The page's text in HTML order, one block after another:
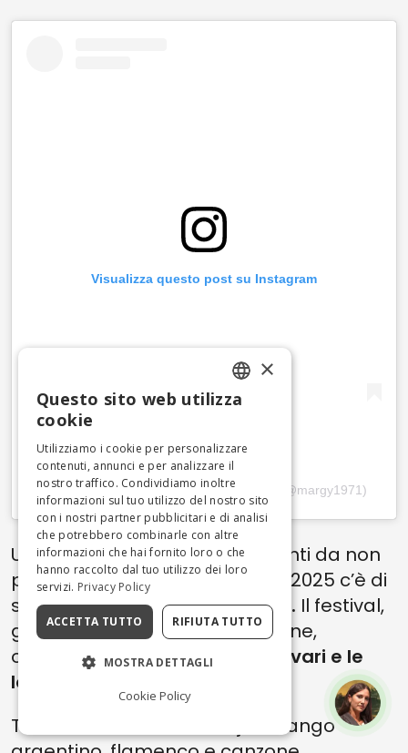
Visualizza questo post su Instagram
Un post condiviso da Gennaro Margarita (@margy1971)
Un altro tra le mostre e gli eventi da non
perdere a Napoli a novembre 2025 c’è di
sicuro ilVomero Music Festival. Il festival,
giunto alla sua seconda edizione,
omaggia igeneri musicali più vari e le
loro contaminazioni
Tra concerti ed eventi di jazz, tango
ENGLISH
ITALIAN
×
Questo sito web utilizza
cookie
Utilizziamo i cookie per personalizzare
contenuti, annunci e per analizzare il
nostro traffico. Condividiamo inoltre
informazioni sul tuo utilizzo del nostro sito
con i nostri partner pubblicitari e di analisi
che potrebbero combinarle con altre
informazioni che hai fornito loro o che
hanno raccolto dal tuo utilizzo dei loro
servizi. Privacy Policy
ACCETTA TUTTO RIFIUTA TUTTO
MOSTRA DETTAGLI
Cookie Policy